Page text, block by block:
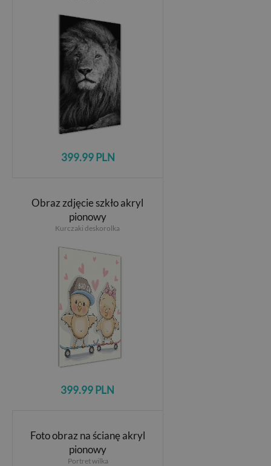
399.99 PLN
Obraz zdjęcie szkło akryl
pionowy
Kurczaki deskorolka
399.99 PLN
Foto obraz na ścianę akryl
pionowy
Portret wilka